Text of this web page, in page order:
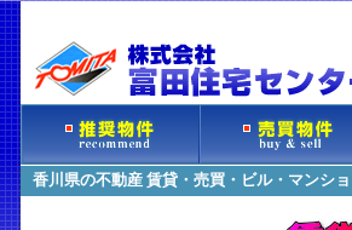
香川県の不動産 賃貸・売買・ビル・マンシ